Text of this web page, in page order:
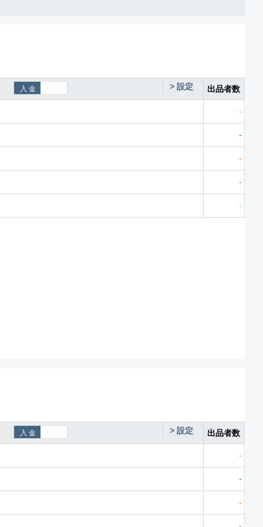
> 設定 出品者数
-
-
-
-
-
> 設定 出品者数
-
-
-